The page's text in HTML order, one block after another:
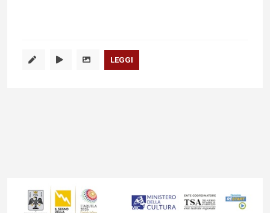
LEGGI